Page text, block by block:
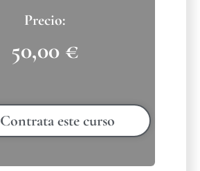
50,00 €
Contrata este curso